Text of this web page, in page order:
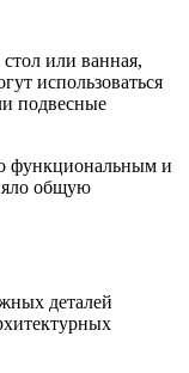
или ванная,
использоваться
подвесные
функциональным и
общую
деталей